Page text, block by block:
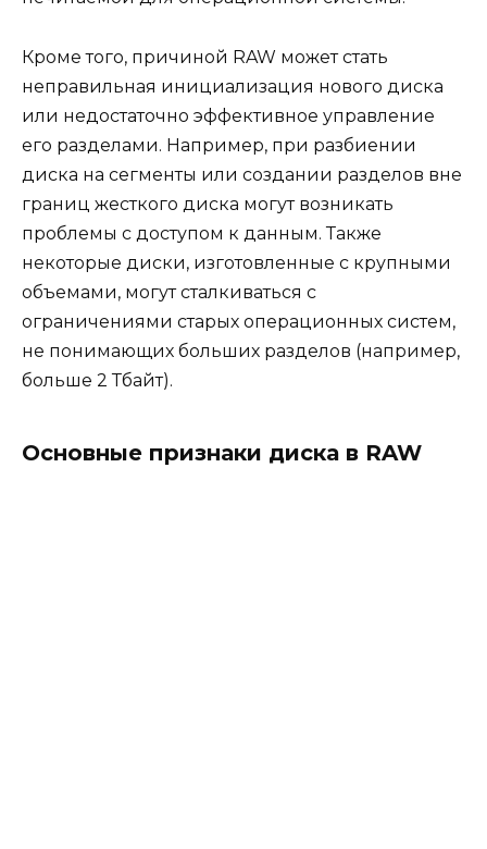
Кроме того, причиной RAW может стать
неправильная инициализация нового диска
или недостаточно эффективное управление
его разделами. Например, при разбиении
диска на сегменты или создании разделов вне
границ жесткого диска могут возникать
проблемы с доступом к данным. Также
некоторые диски, изготовленные с крупными
объемами, могут сталкиваться с
ограничениями старых операционных систем,
не понимающих больших разделов (например,
больше 2 Тбайт).
Основные признаки диска в RAW